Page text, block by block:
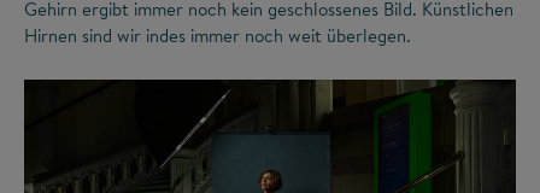
Gehirn ergibt immer noch kein geschlossenes Bild. Künstlichen
Hirnen sind wir indes immer noch weit überlegen.